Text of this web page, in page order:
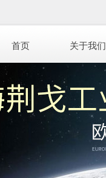
首页 关于我们